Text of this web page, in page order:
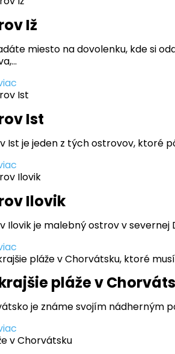
Iž
miesto na dovolenku, kde si
Ist
Ist je jeden z tých ostrovov, ktoré
Ilovik
Ilovik je malebný ostrov v severnej
pláže v
je známe svojím nádherným